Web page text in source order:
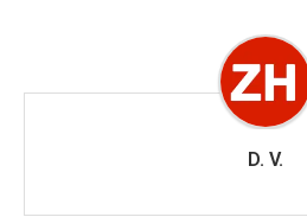
D. V.